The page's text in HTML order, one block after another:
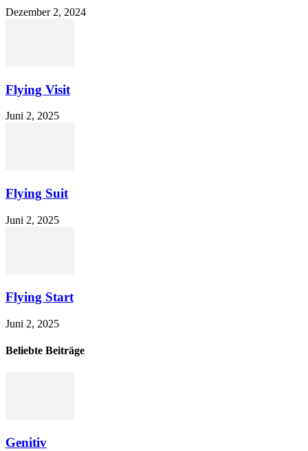
Dezember 2, 2024
Flying Visit
Juni 2, 2025
Flying Suit
Juni 2, 2025
Flying Start
Juni 2, 2025
Beliebte Beiträge
Genitiv